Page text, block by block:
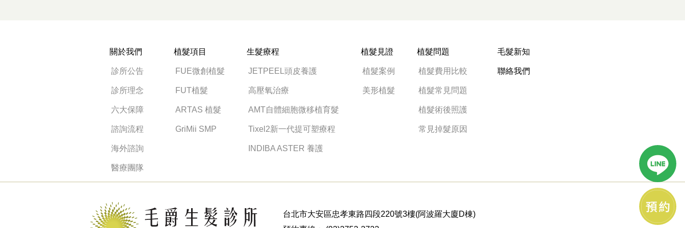
關於我們
診所公告
診所理念
六大保障
諮詢流程
海外諮詢
醫療團隊
植髮項目
FUE微創植髮
FUT植髮
ARTAS 植髮
GriMii SMP
生髮療程
JETPEEL頭皮養護
高壓氧治療
AMT自體細胞微移植育髮
Tixel2新一代提可塑療程
INDIBA ASTER 養護
植髮見證
植髮案例
美形植髮
植髮問題
植髮費用比較
植髮常見問題
植髮術後照護
常見掉髮原因
毛髮新知
聯絡我們
台北市大安區忠孝東路四段220號3樓(阿波羅大廈D棟)